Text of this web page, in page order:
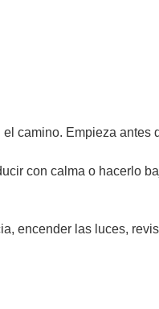
camino. Empieza antes
con calma o hacerlo
encender las luces,